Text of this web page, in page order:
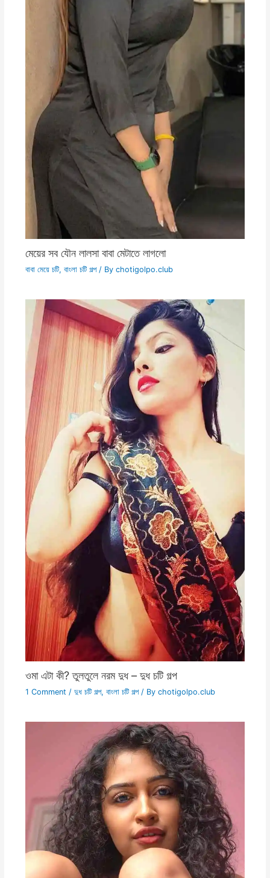
মেয়ের সব যৌন লালসা বাবা মেটাতে লাগলো
বাবা মেয়ে চটি, বাংলা চটি গল্প/ By chotigolpo.club
ওমা এটা কী? তুলতুলে নরম দুধ – দুধ চটি গল্প
1 Comment / দুধ চটি গল্প, বাংলা চটি গল্প/ By chotigolpo.club